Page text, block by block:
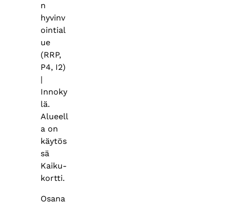
n
hyvinv
ointial
ue
(RRP,
P4, I2)
|
Innoky
lä.
Alueell
a on
käytös
sä
Kaiku-
kortti.
Osana